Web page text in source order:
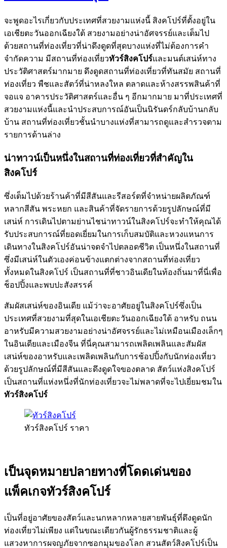
จะพูดอะไรเกี่ยวกับประเทศที่สวยงามแห่งนี้ สิงคโปร์ที่ตั้งอยู่ใน
เอเชียตะวันออกเฉียงใต้ สวยงามอย่างน่าอัศจรรย์และเต็มไป
ด้วยสถานที่ท่องเที่ยวที่น่าดึงดูดที่สุดบางแห่งที่ไม่ต้องการคำ
จำกัดความ มีสถานที่ท่องเที่ยวทัวร์สิงคโปร์และมนต์เสน่ห์ทาง
ประวัติศาสตร์มากมาย ดึงดูดสถานที่ท่องเที่ยวที่ทันสมัย ​​สถานที่
ท่องเที่ยว พืชและสัตว์ที่น่าหลงใหล ตลาดและห้างสรรพสินค้าที่
จอแจ อาคารประวัติศาสตร์และอื่น ๆ อีกมากมาย มาที่ประเทศที่
สวยงามแห่งนี้และนำประสบการณ์อันเป็นนิรันดร์กลับบ้านกลับ
บ้าน สถานที่ท่องเที่ยวชั้นนำบางแห่งที่สามารถดูและสำรวจตาม
รายการด้านล่าง
น่าทาวน์เป็นหนึ่งในสถานที่ท่องเที่ยวที่สำคัญใน
สิงคโปร์
ซึ่งเต็มไปด้วยร้านค้าที่มีสีสันและรีสอร์ตที่จำหน่ายผลิตภัณฑ์
หลากสีสัน พระหยก และสินค้าที่จัดรายการด้วยรูปลักษณ์ที่มี
เสน่ห์ การเดินไปตามย่านไชน่าทาวน์ในสิงคโปร์จะทำให้คุณได้
รับประสบการณ์ที่ยอดเยี่ยมในการเก็บสมบัติและหวงแหนการ
เดินทางในสิงคโปร์อันน่าจดจำไปตลอดชีวิต เป็นหนึ่งในสถานที่
ซึ่งมีเสน่ห์ในตัวเองค่อนข้างแตกต่างจากสถานที่ท่องเที่ยว
ทั้งหมดในสิงคโปร์ เป็นสถานที่ที่ชาวอินเดียในท้องถิ่นมาที่นี่เพื่อ
ช็อปปิ้งและพบปะสังสรรค์
สัมผัสเสน่ห์ของอินเดีย แม้ว่าจะอาศัยอยู่ในสิงคโปร์ซึ่งเป็น
ประเทศที่สวยงามที่สุดในเอเชียตะวันออกเฉียงใต้ อาหรับ ถนน
อาหรับมีความสวยงามอย่างน่าอัศจรรย์และไม่เหมือนเมืองเล็กๆ
ในอินเดียและเมืองจีน ที่นี่คุณสามารถเพลิดเพลินและสัมผัส
เสน่ห์ของอาหรับและเพลิดเพลินกับการช้อปปิ้งกับนักท่องเที่ยว
ด้วยรูปลักษณ์ที่มีสีสันและดึงดูดใจของตลาด สัตว์แห่งสิงคโปร์
เป็นสถานที่แห่งหนึ่งที่นักท่องเที่ยวจะไม่พลาดที่จะไปเยี่ยมชมใน
ทัวร์สิงคโปร์
ทัวร์สิงคโปร์ ราคา
เป็นจุดหมายปลายทางที่โดดเด่นของ
แพ็คเกจทัวร์สิงคโปร์
เป็นที่อยู่อาศัยของสัตว์และนกหลากหลายสายพันธุ์ที่ดึงดูดนัก
ท่องเที่ยวไม่เพียง แต่ในขณะเดียวกันผู้รักธรรมชาติและผู้
แสวงหาการผจญภัยจากซอกมุมของโลก สวนสัตว์สิงคโปร์เป็น